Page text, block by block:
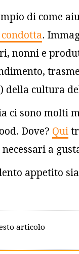
di come
.
nonni e
della cultura
ci sono molti
Dove? Qui
necessari a
appetito
articolo